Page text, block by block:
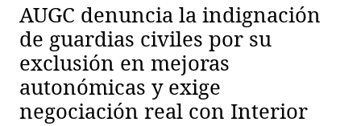
AUGC denuncia la indignación
de guardias civiles por su
exclusión en mejoras
autonómicas y exige
negociación real con Interior